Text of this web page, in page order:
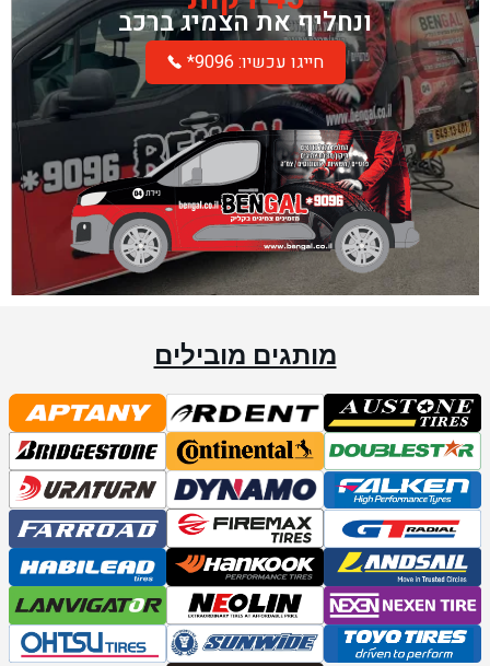
ונחליף את הצמיג ברכב
*חייגו עכשיו: 9096
מותגים מובילים